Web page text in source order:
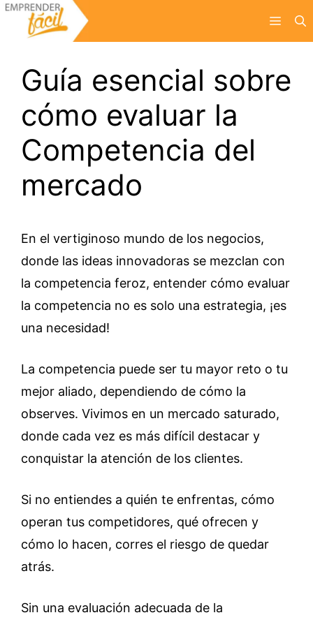
Saltar
Menú
Guía esencial sobre
cómo evaluar la
Competencia del
mercado
En el vertiginoso mundo de los negocios,
donde las ideas innovadoras se mezclan con
la competencia feroz, entender cómo evaluar
la competencia no es solo una estrategia, ¡es
una necesidad!
La competencia puede ser tu mayor reto o tu
mejor aliado, dependiendo de cómo la
observes. Vivimos en un mercado saturado,
donde cada vez es más difícil destacar y
conquistar la atención de los clientes.
Si no entiendes a quién te enfrentas, cómo
operan tus competidores, qué ofrecen y
cómo lo hacen, corres el riesgo de quedar
atrás.
Sin una evaluación adecuada de la